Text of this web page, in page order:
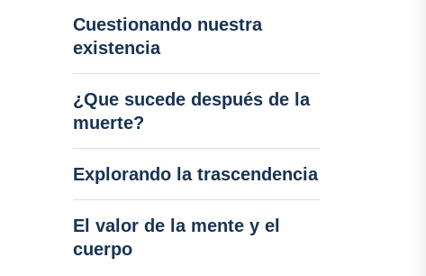
Cuestionando nuestra
existencia
¿Que sucede después de la
muerte?
Explorando la trascendencia
El valor de la mente y el
cuerpo